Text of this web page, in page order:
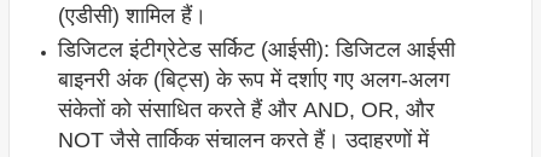
(एडीसी) शामिल हैं।
डिजिटल इंटीग्रेटेड सर्किट (आईसी): डिजिटल आईसी
बाइनरी अंक (बिट्स) के रूप में दर्शाए गए अलग-अलग
संकेतों को संसाधित करते हैं और AND, OR, और
NOT जैसे तार्किक संचालन करते हैं। उदाहरणों में